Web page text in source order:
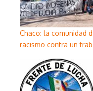
Chaco: la comunidad
racismo contra un